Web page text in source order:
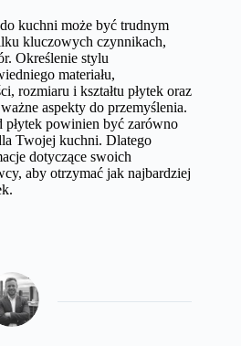
kuchni może być trudnym
kluczowych czynnikach,
Określenie stylu
materiału,
rozmiaru i kształtu płytek oraz
aspekty do przemyślenia.
powinien być zarówno
Twojej kuchni. Dlatego
dotyczące swoich
aby otrzymać jak najbardziej